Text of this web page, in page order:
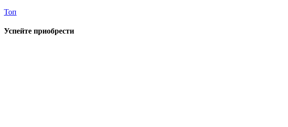
Топ
Успейте приобрести